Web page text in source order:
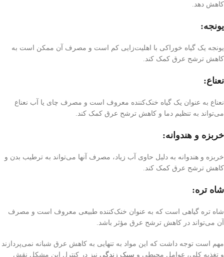
کاهش دهد.
یونجه:
یونجه یک گیاه خوراکی با اهلیت‌زایی کم است و مصرف آن ممکن است به
کاهش ترشح عرق کمک کند.
نعناع:
نعناع به عنوان یک گیاه خنک‌کننده معروف است و مصرف چای یا آب نعناع
می‌تواند به تنظیم دما و کاهش ترشح عرق کمک کند.
خربزه و هندوانه:
خربزه و هندوانه به دلیل حاوی آب زیاد، مصرف آنها می‌تواند به ترطیب بدن و
کاهش ترشح عرق کمک کند.
شاه تره:
شاه تره گیاهی است که به عنوان خنک‌کننده طبیعی معروف است و مصرف
آن می‌تواند در کاهش ترشح عرق مؤثر باشد.
مهم است توجه داشت که این مواد به تنهایی به کاهش عرق شبانه نمی‌پردازند
و تغذیه کلی، عوامل محیطی و سبک زندگی نیز در کنترل این مشکل نقش